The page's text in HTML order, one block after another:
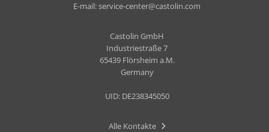
E-mail:service-center@castolin.com
Castolin GmbH
Industriestraße 7
65439 Flörsheim a.M.
Germany
UID: DE238345050
Alle Kontakte